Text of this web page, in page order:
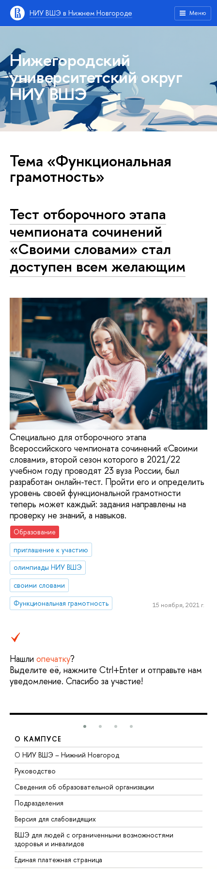
НИУ ВШЭ в Нижнем Новгороде Меню
Нижегородский
университетский округ
НИУ ВШЭ
Тема «Функциональная
грамотность»
Тест отборочного этапа
чемпионата сочинений
«Своими словами» стал
доступен всем желающим
Специально для отборочного этапа
Всероссийского чемпионата сочинений «Своими
словами», второй сезон которого в 2021/22
учебном году проводят 23 вуза России, был
разработан онлайн-тест. Пройти его и определить
уровень своей функциональной грамотности
теперь может каждый: задания направлены на
проверку не знаний, а навыков.
Образование
приглашение к участию
олимпиады НИУ ВШЭ
своими словами
Функциональная грамотность
15 ноября, 2021 г.
Нашли опечатку?
Выделите её, нажмите Ctrl+Enter и отправьте нам
уведомление. Спасибо за участие!
О КАМПУСЕ
О НИУ ВШЭ – Нижний Новгород
Руководство
Сведения об образовательной организации
Подразделения
Версия для слабовидящих
ВШЭ для людей с ограниченными возможностями
здоровья и инвалидов
Единая платежная страница